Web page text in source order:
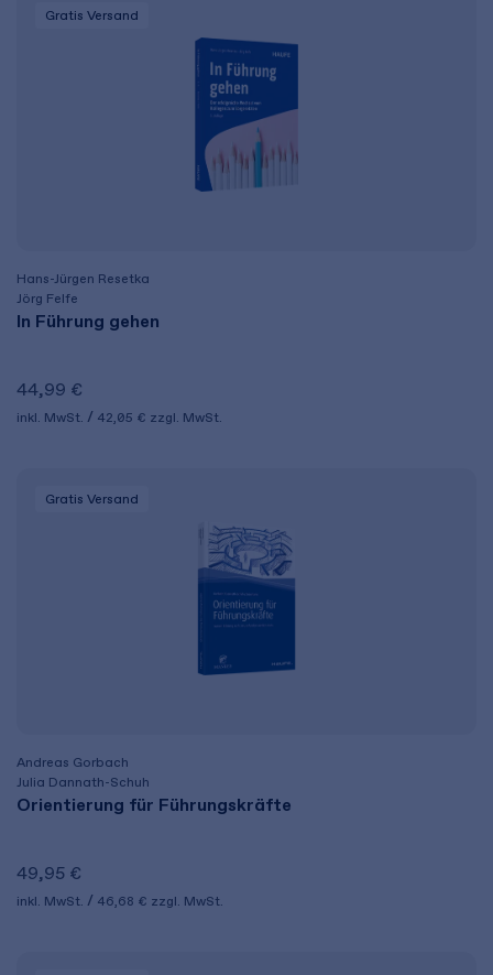
Gratis Versand
Hans-Jürgen Resetka
Jörg Felfe
In Führung gehen
44,99 €
inkl. MwSt. 42,05 € zzgl. MwSt.
Gratis Versand
Andreas Gorbach
Julia Dannath-Schuh
Orientierung für Führungskräfte
49,95 €
inkl. MwSt. 46,68 € zzgl. MwSt.